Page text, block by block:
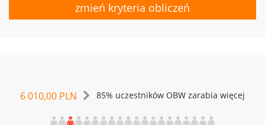
zmień kryteria obliczeń
6 010,00 PLN 85% uczestników OBW zarabia więcej